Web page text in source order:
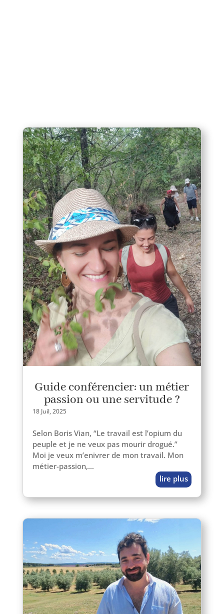
Guide conférencier: un métier
passion ou une servitude ?
18 Juil, 2025
Selon Boris Vian, “Le tra­vail est l’o­pium du
peuple et je ne veux pas mou­rir dro­gué.”
Moi je veux m’en­ivrer de mon tra­vail. Mon
métier-passion,…
lire plus